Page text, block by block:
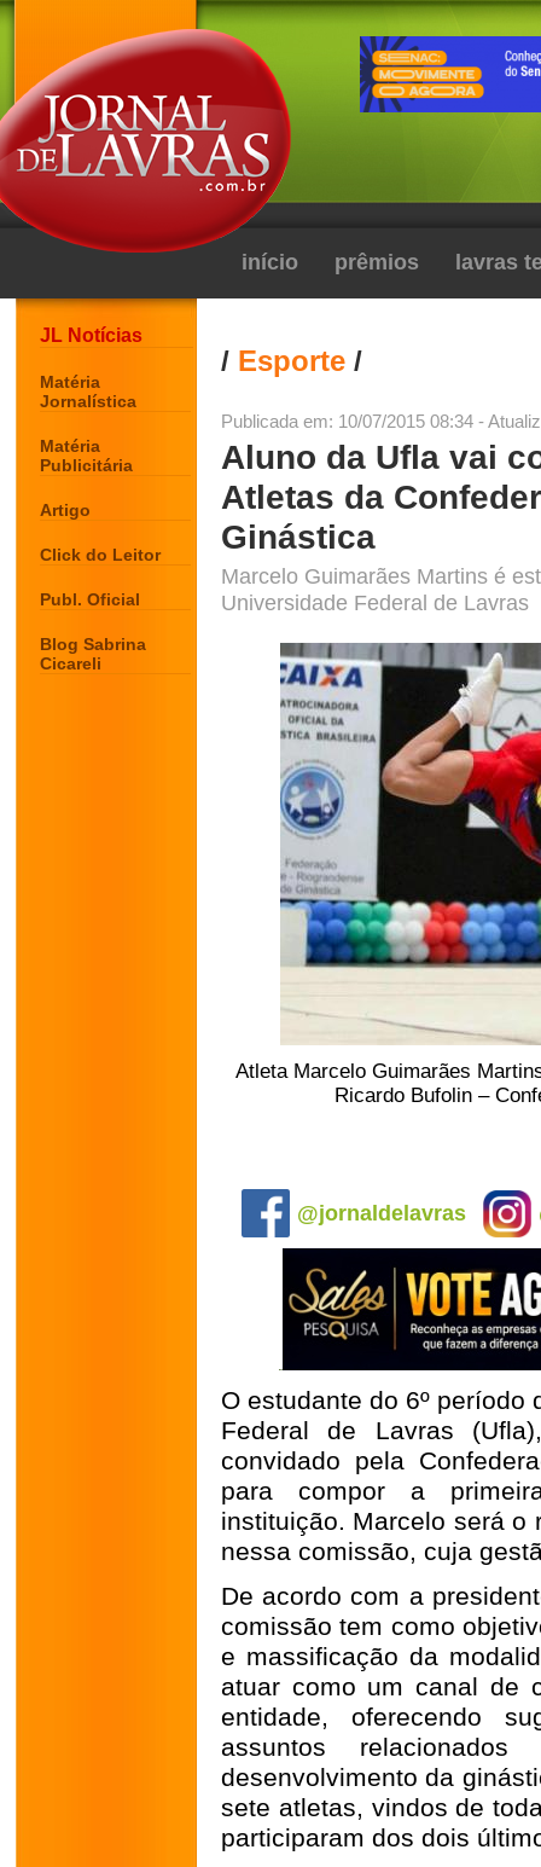
início prêmios lavras
JL Notícias
Matéria
Jornalística
Matéria
Publicitária
Artigo
Click do Leitor
Publ. Oficial
Blog Sabrina
Cicareli
/ Esporte /
Publicada em: 10/07/2015 08:34 -
Aluno da Ufla vai
Atletas da
Ginástica
Marcelo Guimarães Martins é
Universidade Federal de Lavras
Atleta Marcelo Guimarães
Ricardo Bufolin –
@jornaldelavras
O estudante do 6º
Federal de Lavras
convidado pela
para compor a
instituição. Marcelo será o
nessa comissão, cuja
De acordo com a
comissão tem como
e massificação da
atuar como um canal de
entidade, oferecendo
assuntos
desenvolvimento da
sete atletas, vindos de
participaram dos dois